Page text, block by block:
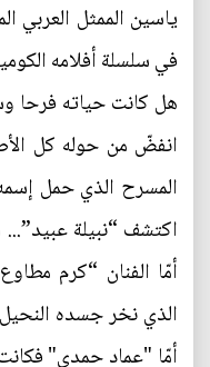
ياسين الممثل العربي
في سلسلة أفلامه
هل كانت حياته فرحا
انفضّ من حوله كل
المسرح الذي حمل
اكتشف “نبيلة
أمّا الفنان “كرم
الذي نخر جسده
أمّا "عماد حمدي" فكانت